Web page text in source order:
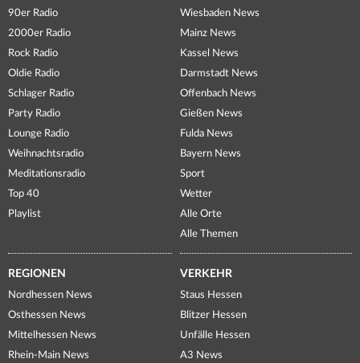
90er Radio
2000er Radio
Rock Radio
Oldie Radio
Schlager Radio
Party Radio
Lounge Radio
Weihnachtsradio
Meditationsradio
Top 40
Playlist
Wiesbaden News
Mainz News
Kassel News
Darmstadt News
Offenbach News
Gießen News
Fulda News
Bayern News
Sport
Wetter
Alle Orte
Alle Themen
REGIONEN
Nordhessen News
Osthessen News
Mittelhessen News
Rhein-Main News
VERKEHR
Staus Hessen
Blitzer Hessen
Unfälle Hessen
A3 News